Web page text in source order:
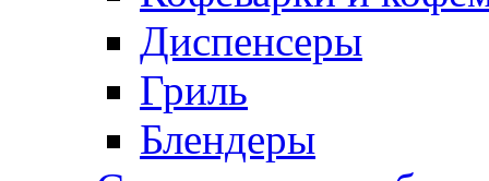
Диспенсеры
Гриль
Блендеры